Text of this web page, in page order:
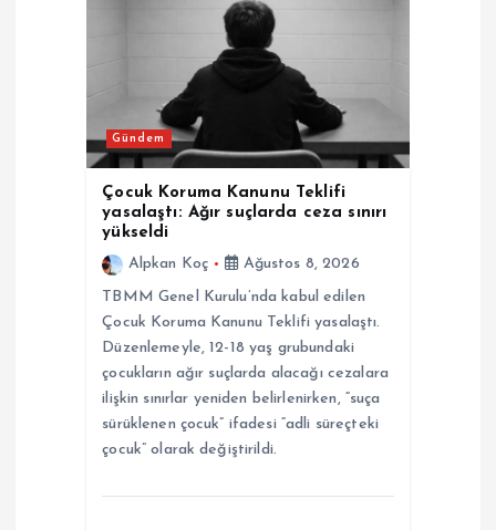
Gündem
Çocuk Koruma Kanunu Teklifi
yasalaştı: Ağır suçlarda ceza sınırı
yükseldi
Alpkan Koç
Ağustos 8, 2026
TBMM Genel Kurulu’nda kabul edilen
Çocuk Koruma Kanunu Teklifi yasalaştı.
Düzenlemeyle, 12-18 yaş grubundaki
çocukların ağır suçlarda alacağı cezalara
ilişkin sınırlar yeniden belirlenirken, “suça
sürüklenen çocuk” ifadesi “adli süreçteki
çocuk” olarak değiştirildi.